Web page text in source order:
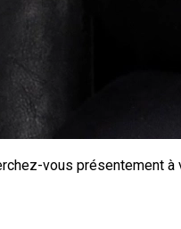
vous présentement à